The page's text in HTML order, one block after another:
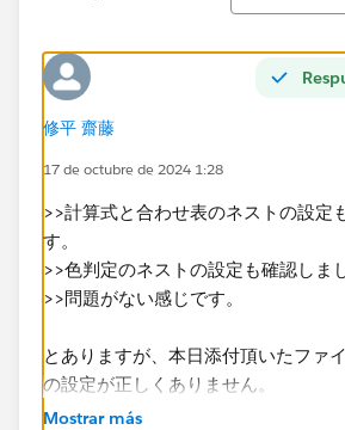
書式設定では下記のように設定して
できるものか考えてみましたがうま
た。
ご教示頂きたいのは合計と総計をそ
したく思います。
何卒宜しくお願い致します。​
修平 齋藤
17 de octubre de 2024 1:28
>>計算式と合わせ表のネストの設定
す。
>>色判定のネストの設定も確認しま
>>問題がない感じです。
とありますが、本日添付頂いたファ
の設定が正しくありません。
Mostrar más